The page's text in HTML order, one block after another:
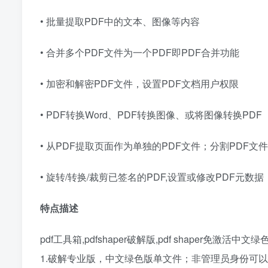
• 批量提取PDF中的文本、图像等内容
• 合并多个PDF文件为一个PDF即PDF合并功能
• 加密和解密PDF文件，设置PDF文档用户权限
• PDF转换Word、PDF转换图像、或将图像转换PDF
• 从PDF提取页面作为单独的PDF文件；分割PDF文件
• 旋转/转换/裁剪已签名的PDF,设置或修改PDF元数据
特点描述
pdf工具箱,pdfshaper破解版,pdf shaper免激活中文绿
1.破解专业版，中文绿色版单文件；非管理员身份可